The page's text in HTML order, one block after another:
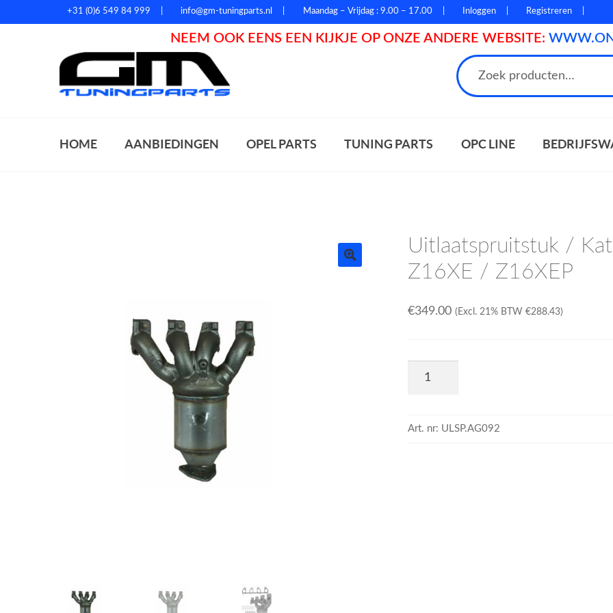
+31 (0)6 549 84 999 info@gm-tuningparts.nl Maandag – Vrijdag : 9.00 – 17.00 Inloggen Registreren
NEEM OOK EENS EEN KIJKJE OP ONZE ANDERE WEBSITE:
HOME AANBIEDINGEN OPEL PARTS TUNING PARTS OPC LINE
Uitlaatspruitstuk /
Z16XE / Z16XEP
€349.00 (Excl. 21% BTW €288.43)
Art. nr: ULSP.AG092